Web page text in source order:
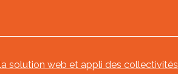
solution web et appli des collectivités